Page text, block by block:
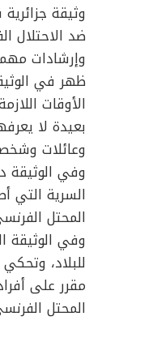
وثيقة
وإرشادات
ظهر في
الأوقات
بعيدة لا
وعائلات
وفي الوثيقة
السرية التي
المحتل
وفي الوثيقة
للبلاد،
مقرر على
المحتل